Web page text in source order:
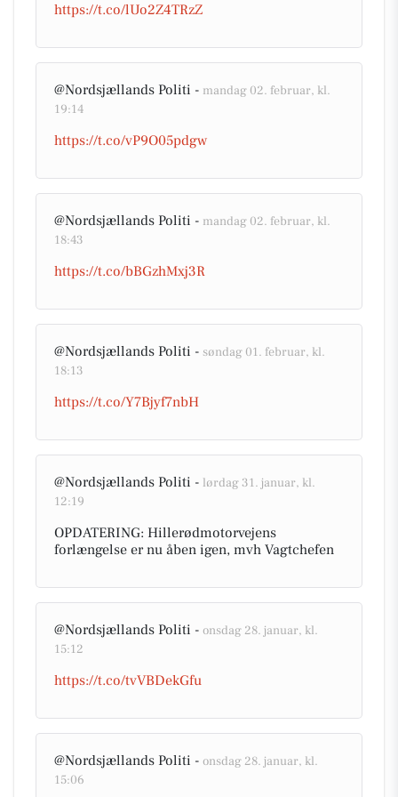
https://t.co/lUo2Z4TRzZ
@Nordsjællands Politi - mandag 02. februar, kl.
19:14
https://t.co/vP9O05pdgw
@Nordsjællands Politi - mandag 02. februar, kl.
18:43
https://t.co/bBGzhMxj3R
@Nordsjællands Politi - søndag 01. februar, kl.
18:13
https://t.co/Y7Bjyf7nbH
@Nordsjællands Politi - lørdag 31. januar, kl.
12:19
OPDATERING: Hillerødmotorvejens
forlængelse er nu åben igen, mvh Vagtchefen
@Nordsjællands Politi - onsdag 28. januar, kl.
15:12
https://t.co/tvVBDekGfu
@Nordsjællands Politi - onsdag 28. januar, kl.
15:06